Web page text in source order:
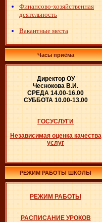
Финансово-хозяйственная
деятельность
Вакантные места
Часы приёма
Директор ОУ
Чеснокова В.И.
СРЕДА 14.00-16.00
СУББОТА 10.00-13.00
ГОСУСЛУГИ
Независимая оценка качества
услуг
РЕЖИМ РАБОТЫ ШКОЛЫ
РЕЖИМ РАБОТЫ
РАСПИСАНИЕ УРОКОВ